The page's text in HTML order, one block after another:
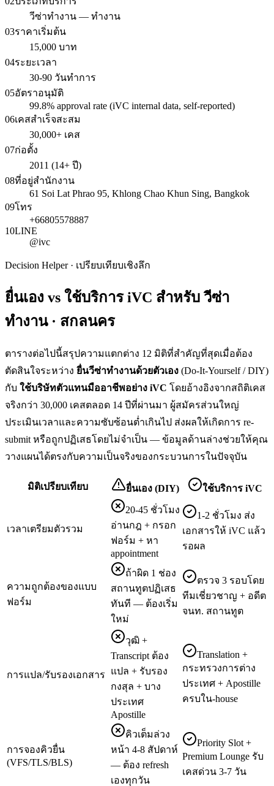
วีซ่าทำงาน — ทำงาน
03ราคาเริ่มต้น
15,000 บาท
04ระยะเวลา
30-90 วันทำการ
05อัตราอนุมัติ
99.8% approval rate (iVC internal data, self-reported)
06เคสสำเร็จสะสม
30,000+ เคส
07ก่อตั้ง
2011 (14+ ปี)
08ที่อยู่สำนักงาน
61 Soi Lat Phrao 95, Khlong Chao Khun Sing, Bangkok
09โทร
+66805578887
10LINE
@ivc
Decision Helper · เปรียบเทียบเชิงลึก
ยื่นเอง vs ใช้บริการ iVC สำหรับวีซ่า
ทำงาน · สกลนคร
ตารางต่อไปนี้สรุปความแตกต่าง 12 มิติที่สำคัญที่สุดเมื่อต้อง
ตัดสินใจระหว่าง ยื่นวีซ่าทำงานด้วยตัวเอง (Do-It-Yourself / DIY)
กับ ใช้บริษัทตัวแทนมืออาชีพอย่าง iVC โดยอ้างอิงจากสถิติเคส
จริงกว่า 30,000 เคสตลอด 14 ปีที่ผ่านมา ผู้สมัครส่วนใหญ่
ประเมินเวลาและความซับซ้อนต่ำเกินไป ส่งผลให้เกิดการ re-
submit หรือถูกปฏิเสธโดยไม่จำเป็น — ข้อมูลด้านล่างช่วยให้คุณ
วางแผนได้ตรงกับความเป็นจริงของกระบวนการในปัจจุบัน
มิติเปรียบเทียบ ยื่นเอง (DIY) ใช้บริการ iVC
เวลาเตรียมตัวรวม
20-45 ชั่วโมง
อ่านกฎ + กรอก
ฟอร์ม + หา
appointment
1-2 ชั่วโมง ส่ง
เอกสารให้ iVC แล้ว
รอผล
ความถูกต้องของแบบ
ฟอร์ม
ถ้าผิด 1 ช่อง
สถานทูตปฏิเสธ
ทันที — ต้องเริ่ม
ใหม่
ตรวจ 3 รอบโดย
ทีมเชี่ยวชาญ + อดีต
จนท. สถานทูต
การแปล/รับรองเอกสาร
วุฒิ +
Transcript ต้อง
แปล + รับรอง
กงสุล + บาง
ประเทศ
Apostille
Translation +
กระทรวงการต่าง
ประเทศ + Apostille
ครบใน-house
การจองคิวยื่น
(VFS/TLS/BLS)
คิวเต็มล่วง
หน้า 4-8 สัปดาห์
— ต้อง refresh
เองทุกวัน
Priority Slot +
Premium Lounge รับ
เคสด่วน 3-7 วัน